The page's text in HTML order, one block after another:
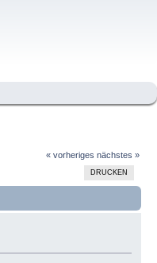
« vorheriges nächstes »
DRUCKEN